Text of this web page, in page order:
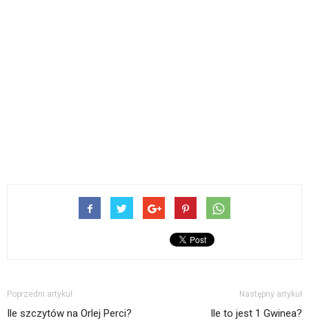
Poprzedni artykuł
Ile szczytów na Orlej Perci?
Następny artykuł
Ile to jest 1 Gwinea?